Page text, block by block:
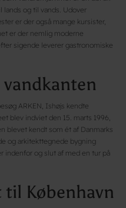
lands og til vands. Udover
er der også mange kursister,
er der nemlig moderne
sigende leverer gastronomiske
ARKEN, Ishøjs kendte
blev indviet den 15. marts 1996,
blevet kendt som ét af Danmarks
og arkitekttegnede bygning
indenfor og slut af med en tur på
København